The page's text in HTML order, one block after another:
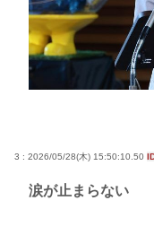
3 : 2026/05/28(木) 15:50:10.50
涙が止まらない